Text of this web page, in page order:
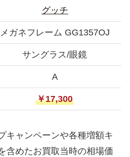
グッチ
メガネフレーム GG1357OJ
サングラス/眼鏡
A
￥17,300
キャンペーンや各種増額キ
含めたお買取当時の相場価